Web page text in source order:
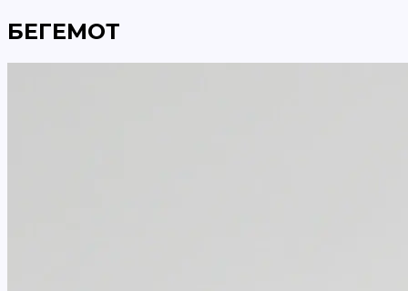
БЕГЕМОТ